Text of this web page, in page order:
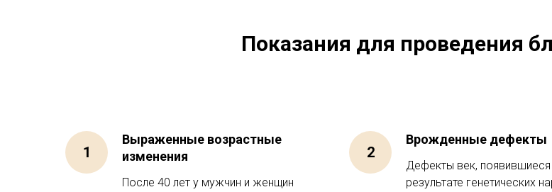
Показания для проведения
Выраженные возрастные
изменения
После 40 лет у мужчин и женщин
Врожденные дефекты
Дефекты век, появившиеся
результате генетических